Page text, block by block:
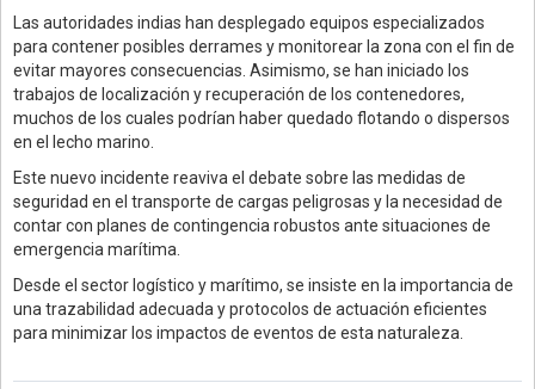
Las autoridades indias han desplegado equipos especializados
para contener posibles derrames y monitorear la zona con el fin de
evitar mayores consecuencias. Asimismo, se han iniciado los
trabajos de localización y recuperación de los contenedores,
muchos de los cuales podrían haber quedado flotando o dispersos
en el lecho marino.
Este nuevo incidente reaviva el debate sobre las medidas de
seguridad en el transporte de cargas peligrosas y la necesidad de
contar con planes de contingencia robustos ante situaciones de
emergencia marítima.
Desde el sector logístico y marítimo, se insiste en la importancia de
una trazabilidad adecuada y protocolos de actuación eficientes
para minimizar los impactos de eventos de esta naturaleza.